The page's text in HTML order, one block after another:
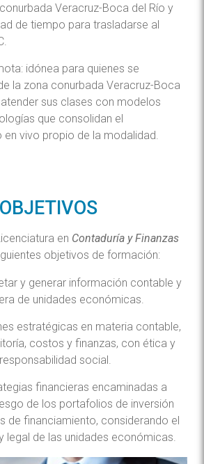
Veracruz-Boca del Río y
de tiempo para trasladarse al
idónea para quienes se
la zona conurbada Veracruz-Boca
sus clases con modelos
que consolidan el
vivo propio de la modalidad.
OBJETIVOS
en Contaduría y Finanzas
objetivos de formación:
y generar información contable y
de unidades económicas.
estratégicas en materia contable,
costos y finanzas, con ética y
responsabilidad social.
financieras encaminadas a
de los portafolios de inversión
de financiamiento, considerando el
legal de las unidades económicas.